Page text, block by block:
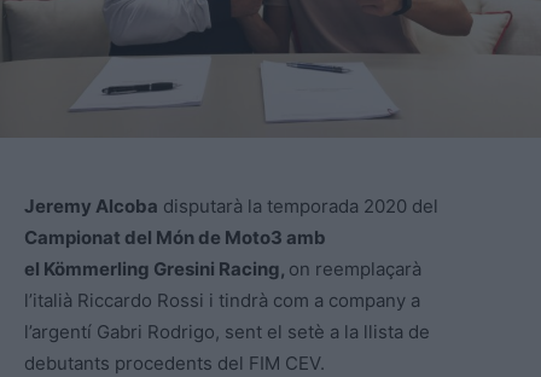
Jeremy Alcoba disputarà la temporada 2020 del
Campionat del Món de Moto3 amb
el Kömmerling Gresini Racing, on reemplaçarà
l’italià Riccardo Rossi i tindrà com a company a
l’argentí Gabri Rodrigo, sent el setè a la llista de
debutants procedents del FIM CEV.